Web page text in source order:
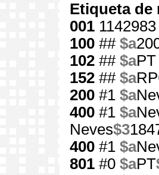
Etiqueta de
001 1142983
100 ## $a
102 ## $aPT
152 ## $a
200 #1 $a
400 #1 $a
Neves$3
400 #1 $a
801 #0 $aPT